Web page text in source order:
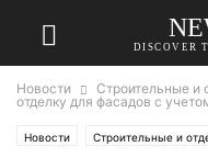
DISCOVER
Новости Строительные и
отделку для фасадов с
Новости Строительные и